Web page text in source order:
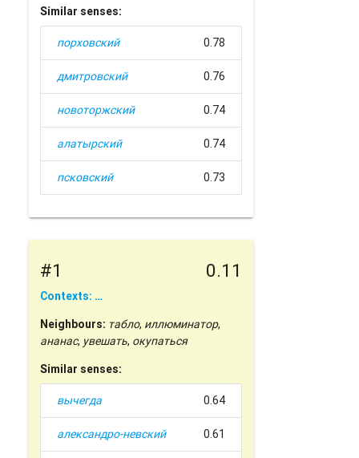
Similar senses:
порховский 0.78
дмитровский 0.76
новоторжский 0.74
алатырский 0.74
псковский 0.73
#1 0.11
Contexts: …
Neighbours: табло, иллюминатор,
ананас, увешать, окупаться
Similar senses:
вычегда 0.64
александро-невский 0.61